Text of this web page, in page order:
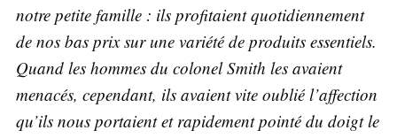
notre petite famille : ils profitaient quotidiennement
de nos bas prix sur une variété de produits essentiels.
Quand les hommes du colonel Smith les avaient
menacés, cependant, ils avaient vite oublié l’affection
qu’ils nous portaient et rapidement pointé du doigt le